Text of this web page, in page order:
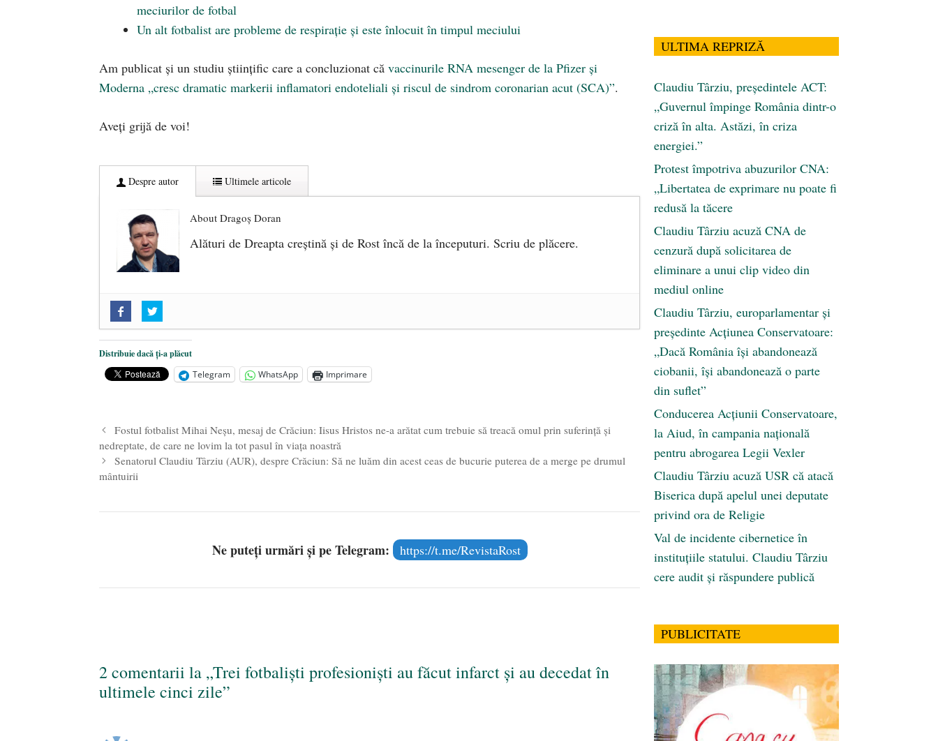
meciurilor de fotbal
Un alt fotbalist are probleme de respirație și este înlocuit în timpul meciului
Am publicat și un studiu științific care a concluzionat că vaccinurile RNA mesenger de la Pfizer și
Moderna „cresc dramatic markerii inflamatori endoteliali și riscul de sindrom coronarian acut (SCA)”.
Aveți grijă de voi!
Despre autor Ultimele articole
About Dragoș Doran
Alături de Dreapta creștină și de Rost încă de la începuturi. Scriu de plăcere.
„Acum nu e momentul”
O nouă autostradă distruge pădurea amazoniană, pentru summitul climatic COP30 - 14 martie
2025
Alegeri controlate - 11 martie 2025
Distribuie dacă ți-a plăcut
Telegram
WhatsApp Imprimare
Fostul fotbalist Mihai Neșu, mesaj de Crăciun: Iisus Hristos ne-a arătat cum trebuie să treacă omul prin suferință și
nedreptate, de care ne lovim la tot pasul în viața noastră
Senatorul Claudiu Târziu (AUR), despre Crăciun: Să ne luăm din acest ceas de bucurie puterea de a merge pe drumul
mântuirii
Ne puteți urmări și pe Telegram: https://t.me/RevistaRost
2 comentarii la „Trei fotbaliști profesioniști au făcut infarct și au decedat în
ultimele cinci zile”
ULTIMA REPRIZĂ
Claudiu Târziu, președintele ACT:
„Guvernul împinge România dintr-o
criză în alta. Astăzi, în criza
energiei.”
Protest împotriva abuzurilor CNA:
„Libertatea de exprimare nu poate fi
redusă la tăcere
Claudiu Târziu acuză CNA de
cenzură după solicitarea de
eliminare a unui clip video din
mediul online
Claudiu Târziu, europarlamentar și
președinte Acțiunea Conservatoare:
„Dacă România își abandonează
ciobanii, își abandonează o parte
din suflet”
Conducerea Acțiunii Conservatoare,
la Aiud, în campania națională
pentru abrogarea Legii Vexler
Claudiu Târziu acuză USR că atacă
Biserica după apelul unei deputate
privind ora de Religie
Val de incidente cibernetice în
instituțiile statului. Claudiu Târziu
cere audit și răspundere publică
PUBLICITATE